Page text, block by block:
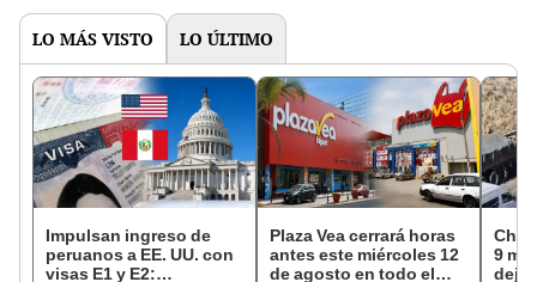
LO MÁS VISTO LO ÚLTIMO
Impulsan ingreso de
peruanos a EE. UU. con
visas E1 y E2:
Plaza Vea cerrará horas
antes este miércoles 12
de agosto en todo el
9
deja